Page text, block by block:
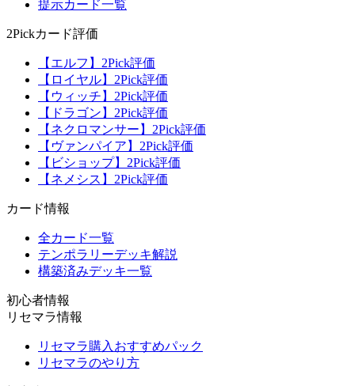
提示カード一覧
2Pickカード評価
【エルフ】2Pick評価
【ロイヤル】2Pick評価
【ウィッチ】2Pick評価
【ドラゴン】2Pick評価
【ネクロマンサー】2Pick評価
【ヴァンパイア】2Pick評価
【ビショップ】2Pick評価
【ネメシス】2Pick評価
カード情報
全カード一覧
テンポラリーデッキ解説
構築済みデッキ一覧
初心者情報
リセマラ情報
リセマラ購入おすすめパック
リセマラのやり方